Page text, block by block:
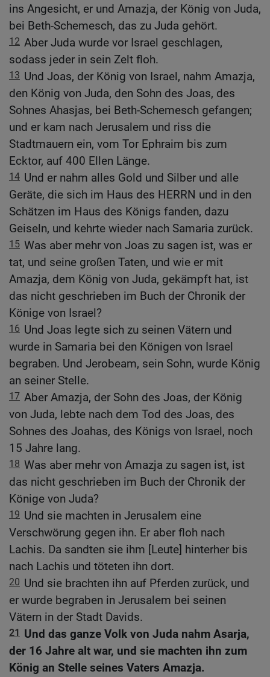
ins Angesicht, er und Amazja, der König von Juda,
bei Beth-Schemesch, das zu Juda gehört.
12 Aber Juda wurde vor Israel geschlagen,
sodass jeder in sein Zelt floh.
13 Und Joas, der König von Israel, nahm Amazja,
den König von Juda, den Sohn des Joas, des
Sohnes Ahasjas, bei Beth-Schemesch gefangen;
und er kam nach Jerusalem und riss die
Stadtmauern ein, vom Tor Ephraim bis zum
Ecktor, auf 400 Ellen Länge.
14 Und er nahm alles Gold und Silber und alle
Geräte, die sich im Haus des HERRN und in den
Schätzen im Haus des Königs fanden, dazu
Geiseln, und kehrte wieder nach Samaria zurück.
15 Was aber mehr von Joas zu sagen ist, was er
tat, und seine großen Taten, und wie er mit
Amazja, dem König von Juda, gekämpft hat, ist
das nicht geschrieben im Buch der Chronik der
Könige von Israel?
16 Und Joas legte sich zu seinen Vätern und
wurde in Samaria bei den Königen von Israel
begraben. Und Jerobeam, sein Sohn, wurde König
an seiner Stelle.
17 Aber Amazja, der Sohn des Joas, der König
von Juda, lebte nach dem Tod des Joas, des
Sohnes des Joahas, des Königs von Israel, noch
15 Jahre lang.
18 Was aber mehr von Amazja zu sagen ist, ist
das nicht geschrieben im Buch der Chronik der
Könige von Juda?
19 Und sie machten in Jerusalem eine
Verschwörung gegen ihn. Er aber floh nach
Lachis. Da sandten sie ihm [Leute] hinterher bis
nach Lachis und töteten ihn dort.
20 Und sie brachten ihn auf Pferden zurück, und
er wurde begraben in Jerusalem bei seinen
Vätern in der Stadt Davids.
21
Und das ganze Volk von Juda nahm Asarja,
der 16 Jahre alt war, und sie machten ihn zum
König an Stelle seines Vaters Amazja.